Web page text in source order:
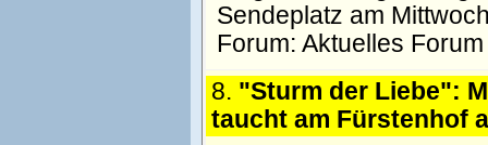
Sendeplatz am
Forum: Aktuelles Forum
8. "Sturm der Liebe":
taucht am Fürstenhof